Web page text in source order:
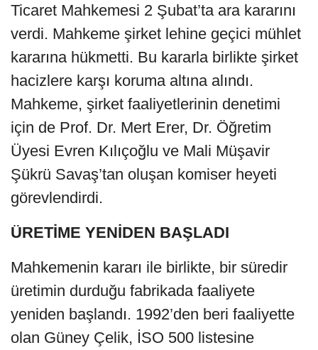
Ticaret Mahkemesi 2 Şubat’ta ara kararını
verdi. Mahkeme şirket lehine geçici mühlet
kararına hükmetti. Bu kararla birlikte şirket
hacizlere karşı koruma altına alındı.
Mahkeme, şirket faaliyetlerinin denetimi
için de Prof. Dr. Mert Erer, Dr. Öğretim
Üyesi Evren Kılıçoğlu ve Mali Müşavir
Şükrü Savaş’tan oluşan komiser heyeti
görevlendirdi.
ÜRETİME YENİDEN BAŞLADI
Mahkemenin kararı ile birlikte, bir süredir
üretimin durduğu fabrikada faaliyete
yeniden başlandı. 1992’den beri faaliyette
olan Güney Çelik, İSO 500 listesine